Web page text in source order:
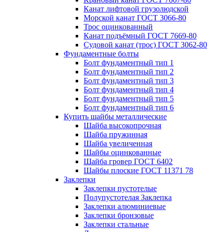
Канат лифтовой грузолюдской
Морской канат ГОСТ 3066-80
Трос оцинкованный
Канат подъёмный ГОСТ 7669-80
Судовой канат (трос) ГОСТ 3062-80
Фундаментные болты
Болт фундаментный тип 1
Болт фундаментный тип 2
Болт фундаментный тип 3
Болт фундаментный тип 4
Болт фундаментный тип 5
Болт фундаментный тип 6
Купить шайбы металлические
Шайба высокопрочная
Шайба пружинная
Шайба увеличенная
Шайбы оцинкованные
Шайба гровер ГОСТ 6402
Шайбы плоские ГОСТ 11371 78
Заклепки
Заклепки пустотелые
Полупустотелая Заклепка
Заклепки алюминиевые
Заклепки бронзовые
Заклепки стальные